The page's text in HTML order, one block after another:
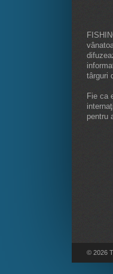
târguri
Fie ca
pentru
© 2026